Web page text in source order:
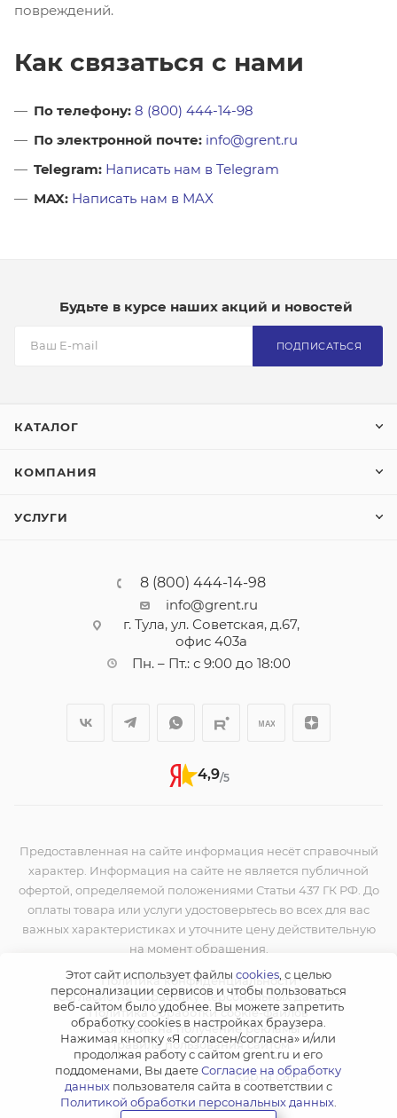
повреждений.
Как связаться с нами
По телефону: 8 (800) 444-14-98
По электронной почте: info@grent.ru
Telegram: Написать нам в Telegram
MAX: Написать нам в MAX
Будьте в курсе наших акций и новостей
ПОДПИСАТЬСЯ
КАТАЛОГ
КОМПАНИЯ
УСЛУГИ
8 (800) 444-14-98
info@grent.ru
г. Тула, ул. Советская, д.67,
офис 403а
Пн. – Пт.: с 9:00 до 18:00
4,9/5
Предоставленная на сайте информация несёт справочный
характер. Информация на сайте не является публичной
офертой, определяемой положениями Статьи 437 ГК РФ. До
оплаты товара или услуги удостоверьтесь во всех для вас
важных характеристиках и уточните цену действительную
на момент обращения.
Политика конфиденциальности
Согласие на обработку персональных данных
Политика обработки cookie-файлов
Согласие на получение рекламы
Правила пользования сайтом
2026 © ООО "ГРЭНТ" | Карта сайта
Этот сайт использует файлы cookies, с целью
персонализации сервисов и чтобы пользоваться
веб-сайтом было удобнее. Вы можете запретить
обработку сookies в настройках браузера.
Нажимая кнопку «Я согласен/согласна» и/или
продолжая работу с сайтом grent.ru и его
поддоменами, Вы даетеСогласие на обработку
данныхпользователя сайта в соответствии с
Политикой обработки персональных данных.